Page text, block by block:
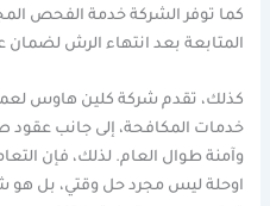
كما توفر الشركة خدمة الفحص
المتابعة بعد انتهاء الرش
كذلك، تقدم شركة كلين هاوس
خدمات المكافحة، إلى جانب عقود
وآمنة طوال العام. لذلك، فإن
اوحلة ليس مجرد حل وقتي، بل هو